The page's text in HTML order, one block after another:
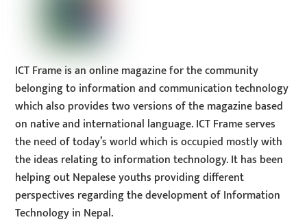
ICT Frame is an online magazine for the community
belonging to information and communication technology
which also provides two versions of the magazine based
on native and international language. ICT Frame serves
the need of today’s world which is occupied mostly with
the ideas relating to information technology. It has been
helping out Nepalese youths providing different
perspectives regarding the development of Information
Technology in Nepal.